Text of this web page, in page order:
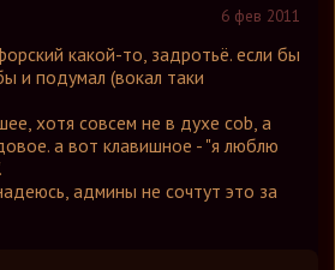
6 фев 2011
какой-то, задротьё. если бы
и подумал (вокал таки
хотя совсем не в духе cob, а
а вот клавишное - "я люблю
админы не сочтут это за